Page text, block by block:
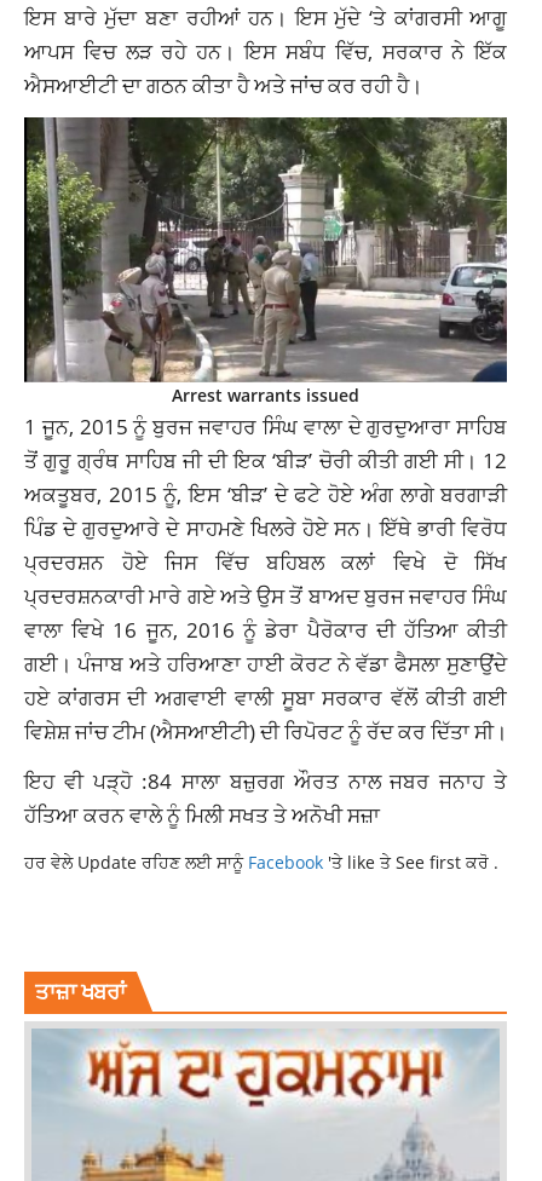
ਇਸ ਬਾਰੇ ਮੁੱਦਾ ਬਣਾ ਰਹੀਆਂ ਹਨ। ਇਸ ਮੁੱਦੇ ‘ਤੇ ਕਾਂਗਰਸੀ ਆਗੂ
ਆਪਸ ਵਿਚ ਲੜ ਰਹੇ ਹਨ। ਇਸ ਸਬੰਧ ਵਿੱਚ, ਸਰਕਾਰ ਨੇ ਇੱਕ
ਐਸਆਈਟੀ ਦਾ ਗਠਨ ਕੀਤਾ ਹੈ ਅਤੇ ਜਾਂਚ ਕਰ ਰਹੀ ਹੈ।
Arrest warrants issued
1 ਜੂਨ, 2015 ਨੂੰ ਬੁਰਜ ਜਵਾਹਰ ਸਿੰਘ ਵਾਲਾ ਦੇ ਗੁਰਦੁਆਰਾ ਸਾਹਿਬ
ਤੋਂ ਗੁਰੂ ਗ੍ਰੰਥ ਸਾਹਿਬ ਜੀ ਦੀ ਇਕ ‘ਬੀੜ’ ਚੋਰੀ ਕੀਤੀ ਗਈ ਸੀ। 12
ਅਕਤੂਬਰ, 2015 ਨੂੰ, ਇਸ ‘ਬੀੜ’ ਦੇ ਫਟੇ ਹੋਏ ਅੰਗ ਲਾਗੇ ਬਰਗਾੜੀ
ਪਿੰਡ ਦੇ ਗੁਰਦੁਆਰੇ ਦੇ ਸਾਹਮਣੇ ਖਿਲਰੇ ਹੋਏ ਸਨ। ਇੱਥੇ ਭਾਰੀ ਵਿਰੋਧ
ਪ੍ਰਦਰਸ਼ਨ ਹੋਏ ਜਿਸ ਵਿੱਚ ਬਹਿਬਲ ਕਲਾਂ ਵਿਖੇ ਦੋ ਸਿੱਖ
ਪ੍ਰਦਰਸ਼ਨਕਾਰੀ ਮਾਰੇ ਗਏ ਅਤੇ ਉਸ ਤੋਂ ਬਾਅਦ ਬੁਰਜ ਜਵਾਹਰ ਸਿੰਘ
ਵਾਲਾ ਵਿਖੇ 16 ਜੂਨ, 2016 ਨੂੰ ਡੇਰਾ ਪੈਰੋਕਾਰ ਦੀ ਹੱਤਿਆ ਕੀਤੀ
ਗਈ। ਪੰਜਾਬ ਅਤੇ ਹਰਿਆਣਾ ਹਾਈ ਕੋਰਟ ਨੇ ਵੱਡਾ ਫੈਸਲਾ ਸੁਣਾਉਂਦੇ
ਹਏ ਕਾਂਗਰਸ ਦੀ ਅਗਵਾਈ ਵਾਲੀ ਸੂਬਾ ਸਰਕਾਰ ਵੱਲੋਂ ਕੀਤੀ ਗਈ
ਵਿਸ਼ੇਸ਼ ਜਾਂਚ ਟੀਮ (ਐਸਆਈਟੀ) ਦੀ ਰਿਪੋਰਟ ਨੂੰ ਰੱਦ ਕਰ ਦਿੱਤਾ ਸੀ।
ਇਹ ਵੀ ਪੜ੍ਹੋ :84 ਸਾਲਾ ਬਜ਼ੁਰਗ ਔਰਤ ਨਾਲ ਜਬਰ ਜਨਾਹ ਤੇ
ਹੱਤਿਆ ਕਰਨ ਵਾਲੇ ਨੂੰ ਮਿਲੀ ਸਖਤ ਤੇ ਅਨੋਖੀ ਸਜ਼ਾ
ਹਰ ਵੇਲੇ Update ਰਹਿਣ ਲਈ ਸਾਨੂੰ Facebook 'ਤੇ like ਤੇ See first ਕਰੋ .
ਤਾਜ਼ਾ ਖਬਰਾਂ